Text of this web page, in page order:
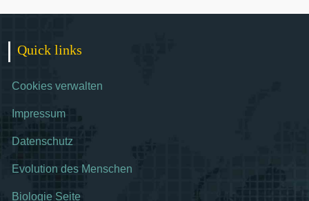
Quick links
Cookies verwalten
Impressum
Datenschutz
Evolution des Menschen
Biologie Seite